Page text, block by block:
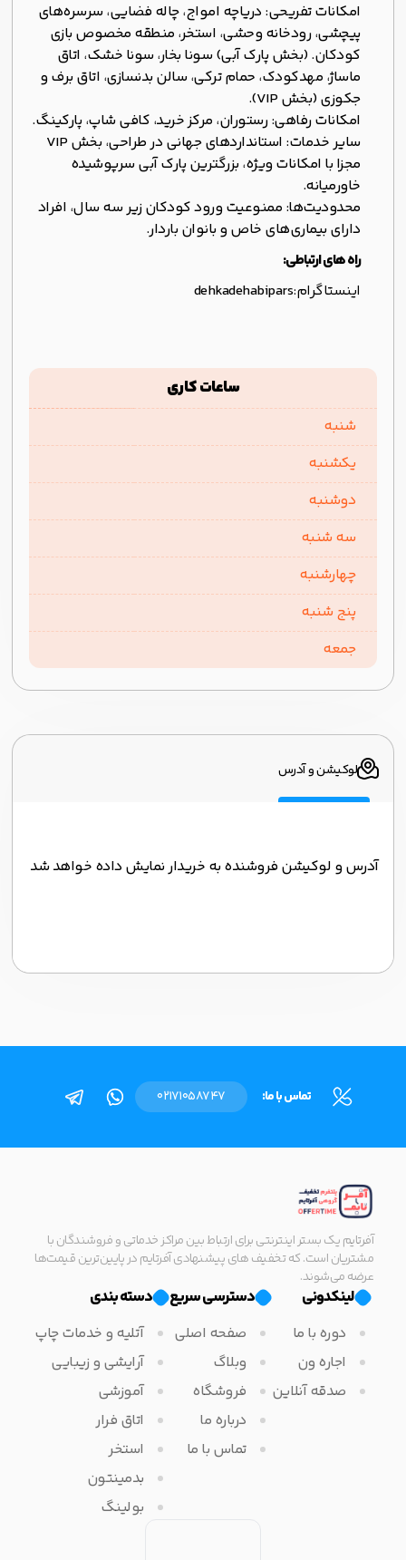
امکانات تفریحی: دریاچه امواج، چاله فضایی، سرسره‌های
پیچشی، رودخانه وحشی، استخر، منطقه مخصوص بازی
کودکان. (بخش پارک آبی) سونا بخار، سونا خشک، اتاق
ماساژ، مهدکودک، حمام ترکی، سالن بدنسازی، اتاق برف و
جکوزی (بخش VIP).
امکانات رفاهی:رستوران، مرکز خرید، کافی شاپ، پارکینگ.
سایر خدمات:
استانداردهای جهانی در طراحی، بخش VIP
مجزا با امکانات ویژه، بزرگترین پارک آبی سرپوشیده
خاورمیانه.
محدودیت‌ها: ممنوعیت ورود کودکان زیر سه سال، افراد
دارای بیماری‌های خاص و بانوان باردار.
راه های ارتباطی:
اینستاگرام:dehkadehabipars
ساعات کاری
شنبه
یکشنبه
دوشنبه
سه شنبه
چهارشنبه
پنج شنبه
جمعه
لوکیشن و آدرس
آدرس و لوکیشن فروشنده به خریدار نمایش داده خواهد شد
تماس با ما: 02171058747
آفرتایم یک بستر اینترنتی برای ارتباط بین مراکز خدماتی و فروشندگان با
مشتریان است. که تخفیف های پیشنهادی آفرتایم در پایین‌ترین قیمت‌ها
عرضه می‌شوند.
لینکدونی
دوره با ما
اجاره ون
صدقه آنلاین
دسترسی سریع
صفحه اصلی
وبلاگ
فروشگاه
درباره ما
تماس با ما
دسته بندی
آتلیه و خدمات چاپ
آرایشی و زیبایی
آموزشی
اتاق فرار
استخر
بدمینتون
بولینگ